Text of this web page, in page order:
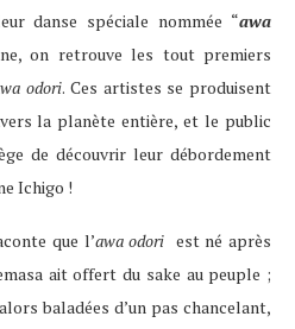
danse spéciale nommée “awa
on retrouve les tout premiers
odori. Ces artistes se produisent
la planète entière, et le public
de découvrir leur débordement
Ichigo !
que l’awa odori est né après
ait offert du sake au peuple ;
baladées d’un pas chancelant,